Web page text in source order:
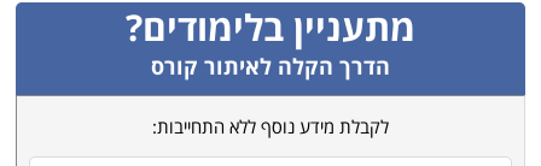
הדרכה ברורה לבמאי, לשחקנים ולכל העושים במלאכה
כיצד אמורה להיראות ולהישמע התוצאה הסופית, על כן גם
עבור כותבים מיומנים מתחומים אחרים יש תועלת ברכישת
מיומנות זו, אשר תאפשר להם ליצור עבור תכלית חדשה
מתעניין בלימודים?
הדרך הקלה לאיתור קורס
לקבלת מידע נוסף ללא התחייבות: